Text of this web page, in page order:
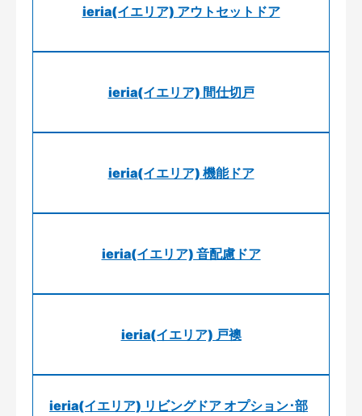
ieria(イエリア) アウトセットドア
ieria(イエリア) 間仕切戸
ieria(イエリア) 機能ドア
ieria(イエリア) 音配慮ドア
ieria(イエリア) 戸襖
ieria(イエリア) リビングドア オプション･部